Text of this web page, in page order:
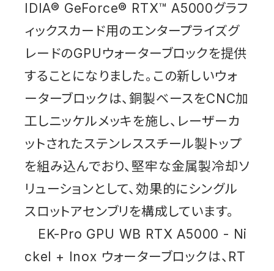
IDIA® GeForce® RTX™ A5000グラフ
ィックスカード用のエンタープライズグ
レードのGPUウォーターブロックを提供
することになりました。この新しいウォ
ーターブロックは、銅製ベースをCNC加
工しニッケルメッキを施し、レーザーカ
ットされたステンレススチール製トップ
を組み込んでおり、堅牢な金属製冷却ソ
リューションとして、効果的にシングル
スロットアセンブリを構成しています。
EK-Pro GPU WB RTX A5000 - Ni
ckel + Inox ウォーターブロックは、RT